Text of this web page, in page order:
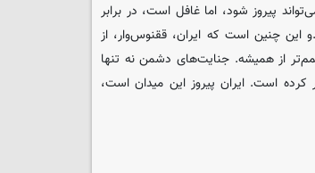
پیروز شود، اما غافل است، در برابر
این چنین است که ایران، ققنوس‌وار، از
از همیشه. جنایت‌های دشمن نه تنها
کرده است. ایران پیروز این میدان است،